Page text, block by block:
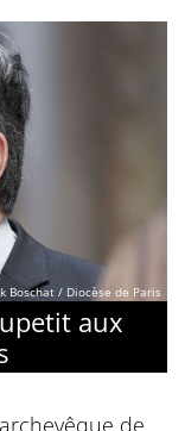
Boschat / Diocèse de Paris
aux
de